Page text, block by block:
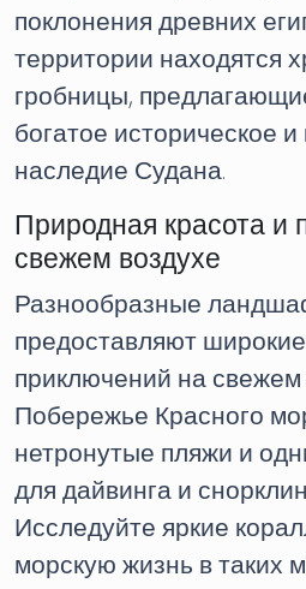
поклонения древних
территории находятся
гробницы,
богатое историческое и
наследие Судана.
Природная красота и
свежем воздухе
Разнообразные
предоставляют
приключений на свежем
Побережье Красного
нетронутые пляжи и
для дайвинга и
Исследуйте яркие
морскую жизнь в таких